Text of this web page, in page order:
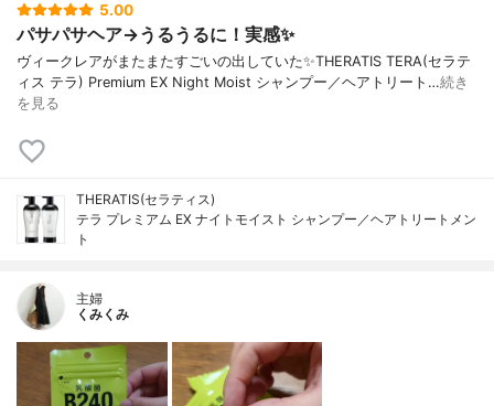
5.00
パサパサヘア→うるうるに！実感✨
ヴィークレアがまたまたすごいの出していた✨THERATIS TERA(セラテ
ィス テラ) Premium EX Night Moist シャンプー／ヘアトリート…続き
を見る
THERATIS(セラティス)
テラ プレミアム EX ナイトモイスト シャンプー／ヘアトリートメン
ト
主婦
くみくみ